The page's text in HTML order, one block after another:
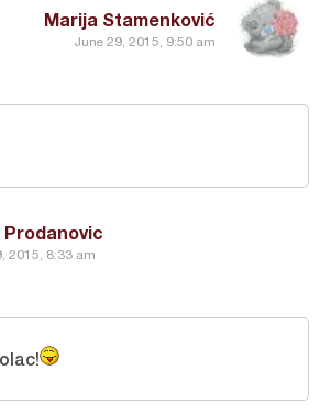
Marija Stamenković
June 29, 2015, 9:50 am
Prodanovic
2015, 8:33 am